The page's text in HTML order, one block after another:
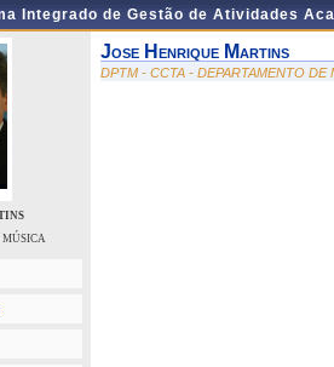
Integrado de Gestão de Atividades
MÚSICA
Jose Henrique Martins
DPTM - CCTA - DEPARTAMENTO DE